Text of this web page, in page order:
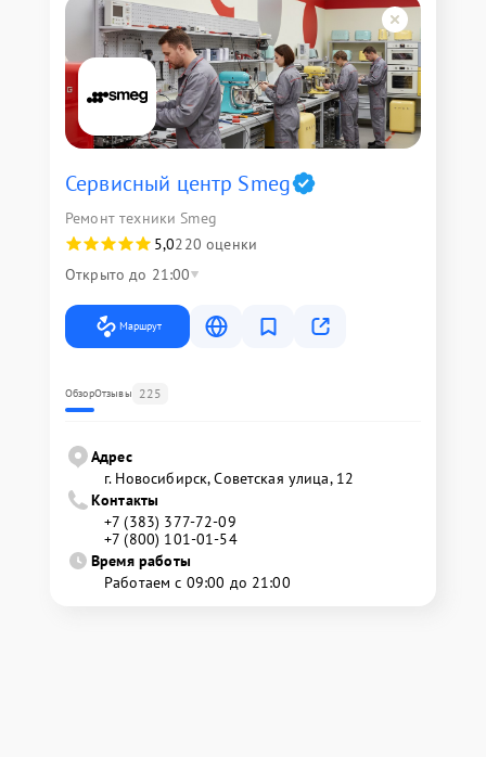
Сервисный центр Smeg
Ремонт техники Smeg
5,0220 оценки
Открыто до 21:00
Маршрут
ОбзорОтзывы 225
Адрес
г. Новосибирск, Советская улица, 12
Контакты
+7 (383) 377-72-09
+7 (800) 101-01-54
Время работы
Работаем с 09:00 до 21:00